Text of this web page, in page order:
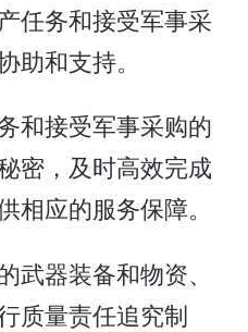
任务和接受军事采
助和支持。
和接受军事采购的
密，及时高效完成
相应的服务保障。
武器装备和物资、
质量责任追究制